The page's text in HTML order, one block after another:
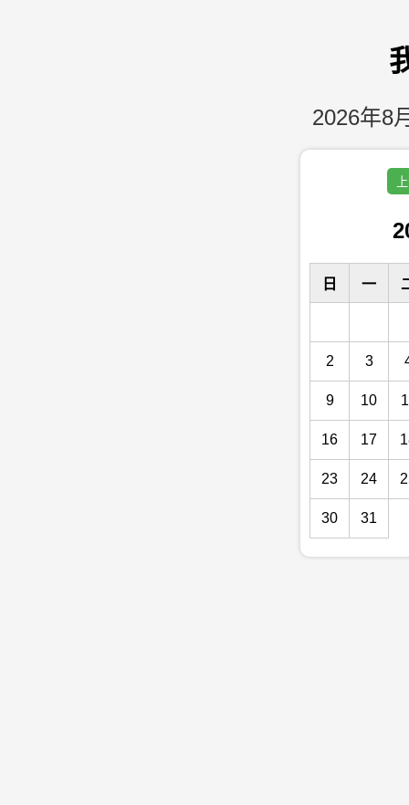
2026年8
日 一
2 3
9 10
16 17
23 24
30 31